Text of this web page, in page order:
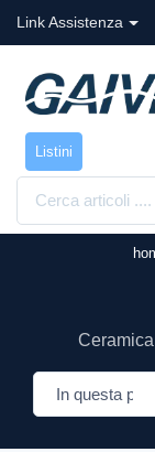
Link Assistenza
Listini